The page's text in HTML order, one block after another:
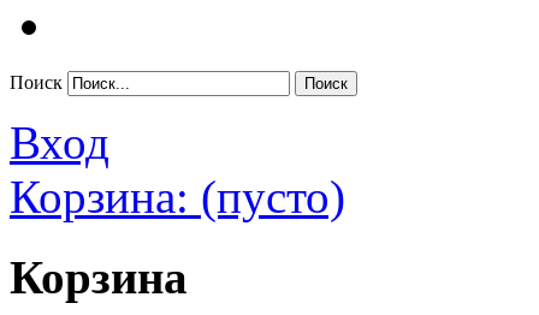
Поиск
Вход
Корзина: (пусто)
Корзина